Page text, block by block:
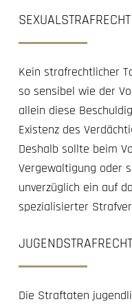
SEXUALSTRAFRECHT
Kein strafrechtlicher
so sensibel wie der
allein diese
Existenz des
Deshalb sollte beim
Vergewaltigung oder
unverzüglich ein auf
spezialisierter
JUGENDSTRAFRECHT
Die Straftaten